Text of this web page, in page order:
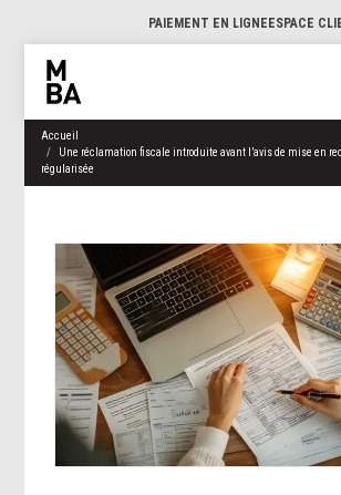
PAIEMENT EN LIGNEESPACE
Accueil
Une réclamation fiscale introduite avant l’avis de mise en
régularisée